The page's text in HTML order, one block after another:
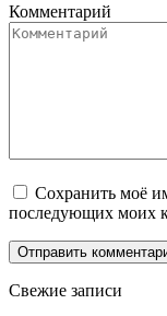
Комментарий
Сохранить моё
последующих моих
Свежие записи